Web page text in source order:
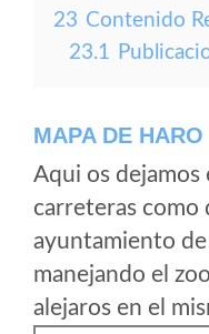
23 Contenido
23.1
MAPA DE HARO
Aqui os
carreteras como
ayuntamiento
manejando el
alejaros en el